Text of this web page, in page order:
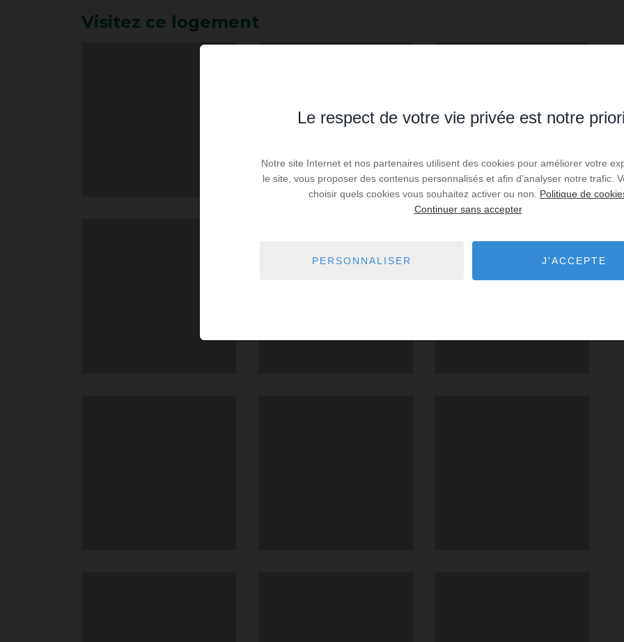
Visitez ce logement
Le respect de votre vie privée est notre
Notre site Internet et nos partenaires utilisent des cookies pour améliorer votre
le site, vous proposer des contenus personnalisés et afin d’analyser notre trafic.
choisir quels cookies vous souhaitez activer ou non. Politique de
Continuer sans accepter
PERSONNALISER J'ACCEPTE